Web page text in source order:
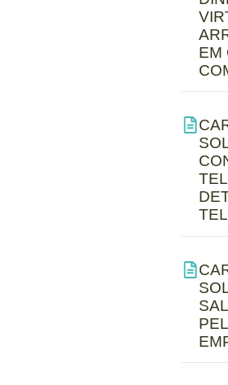
EM